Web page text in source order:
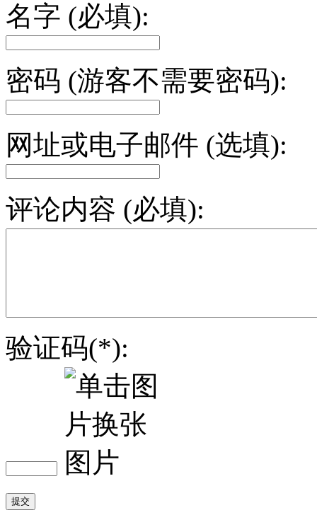
名字 (必填):
密码 (游客不需要密码):
网址或电子邮件 (选填):
评论内容 (必填):
验证码(*):
提交